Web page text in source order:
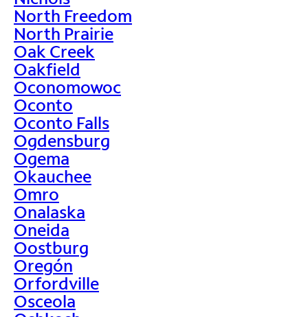
North Freedom
North Prairie
Oak Creek
Oakfield
Oconomowoc
Oconto
Oconto Falls
Ogdensburg
Ogema
Okauchee
Omro
Onalaska
Oneida
Oostburg
Oregón
Orfordville
Osceola